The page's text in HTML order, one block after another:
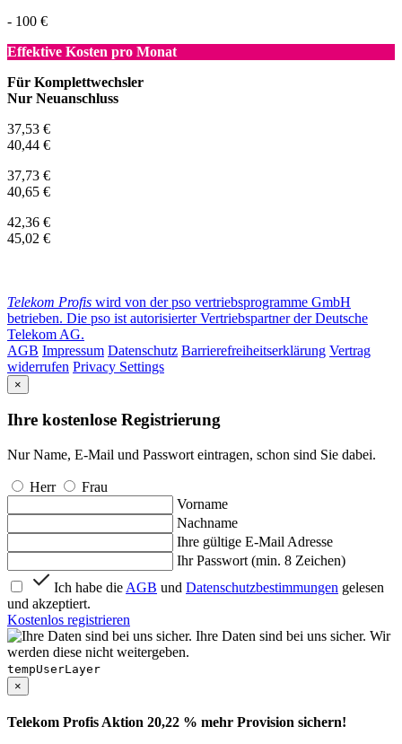
- 100 €
Effektive Kosten pro Monat
Für Komplettwechsler
Nur Neuanschluss
37,53 €
40,44 €
37,73 €
40,65 €
42,36 €
45,02 €
Telekom Profis wird von der pso vertriebsprogramme GmbH
betrieben. Die pso ist autorisierter Vertriebspartner der Deutsche
Telekom AG.
AGB Impressum Datenschutz Barrierefreiheitserklärung Vertrag
widerrufen Privacy Settings
×
Ihre kostenlose Registrierung
Nur Name, E-Mail und Passwort eintragen, schon sind Sie dabei.
Herr
Frau
Vorname
Nachname
Ihre gültige E-Mail Adresse
Ihr Passwort (min. 8 Zeichen)
Ich habe die AGB und Datenschutzbestimmungen gelesen
und akzeptiert.
Kostenlos registrieren
Ihre Daten sind bei uns sicher. Wir
werden diese nicht weitergeben.
tempUserLayer
×
Telekom Profis Aktion 20,22 % mehr Provision sichern!